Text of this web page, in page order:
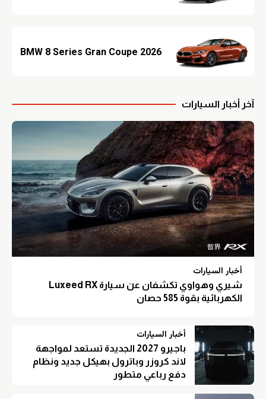
BMW 8 Series Gran Coupe 2026
آخر أخبار السيارات
أخبار السيارات
شيري وهواوي تكشفان عن سيارة Luxeed RX
الكهربائية بقوة 585 حصان
أخبار السيارات
باجيرو 2027 الجديدة تستعد لمواجهة
لاند كروزر وباترول بهيكل جديد ونظام
دفع رباعي متطور